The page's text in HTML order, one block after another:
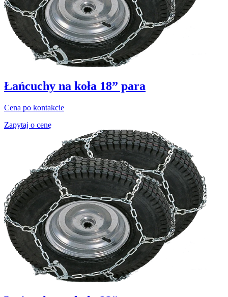
Łańcuchy na koła 18” para
Cena po kontakcie
Zapytaj o cenę